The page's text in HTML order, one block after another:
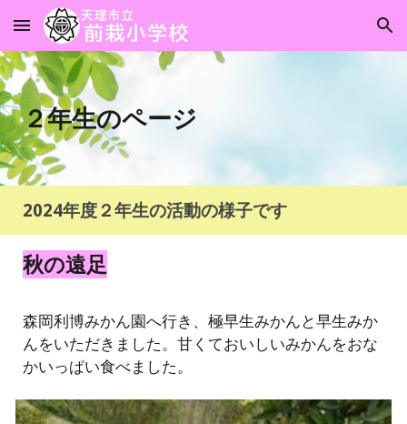
Skip to main content Skip to navigation
２年生のページ
2024年度２年生の活動の様子です
秋の遠足
森岡利博みかん園へ行き、極早生みかんと早生みか
んをいただきました。甘くておいしいみかんをおな
かいっぱい食べました。